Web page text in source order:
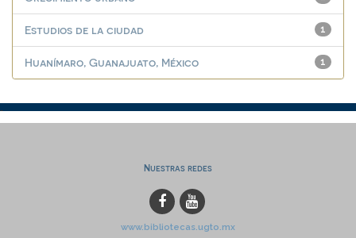
1
Estudios de la ciudad
1
Huanímaro, Guanajuato, México
Nuestras redes
www.bibliotecas.ugto.mx